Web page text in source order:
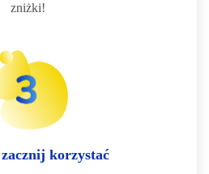
zniżki!
korzystać